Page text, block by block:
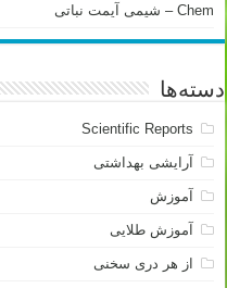
Chem – شیمی آیمت نباتی
دسته‌ها
Scientific Reports
آرایشی بهداشتی
آموزش
آموزش طلایی
از هر دری سخنی